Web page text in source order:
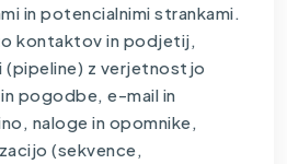
in potencialnimi strankami.
kontaktov in podjetij,
(pipeline) z verjetnostjo
pogodbe, e-mail in
naloge in opomnike,
(sekvence,